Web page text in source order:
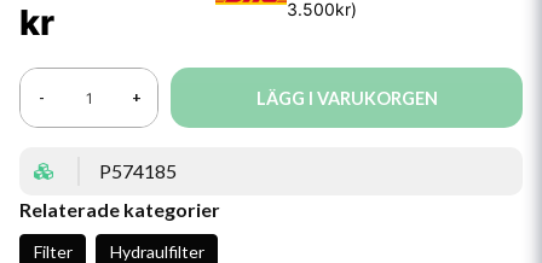
kr
- + LÄGG I VARUKORGEN
P574185
Relaterade kategorier
Filter Hydraulfilter